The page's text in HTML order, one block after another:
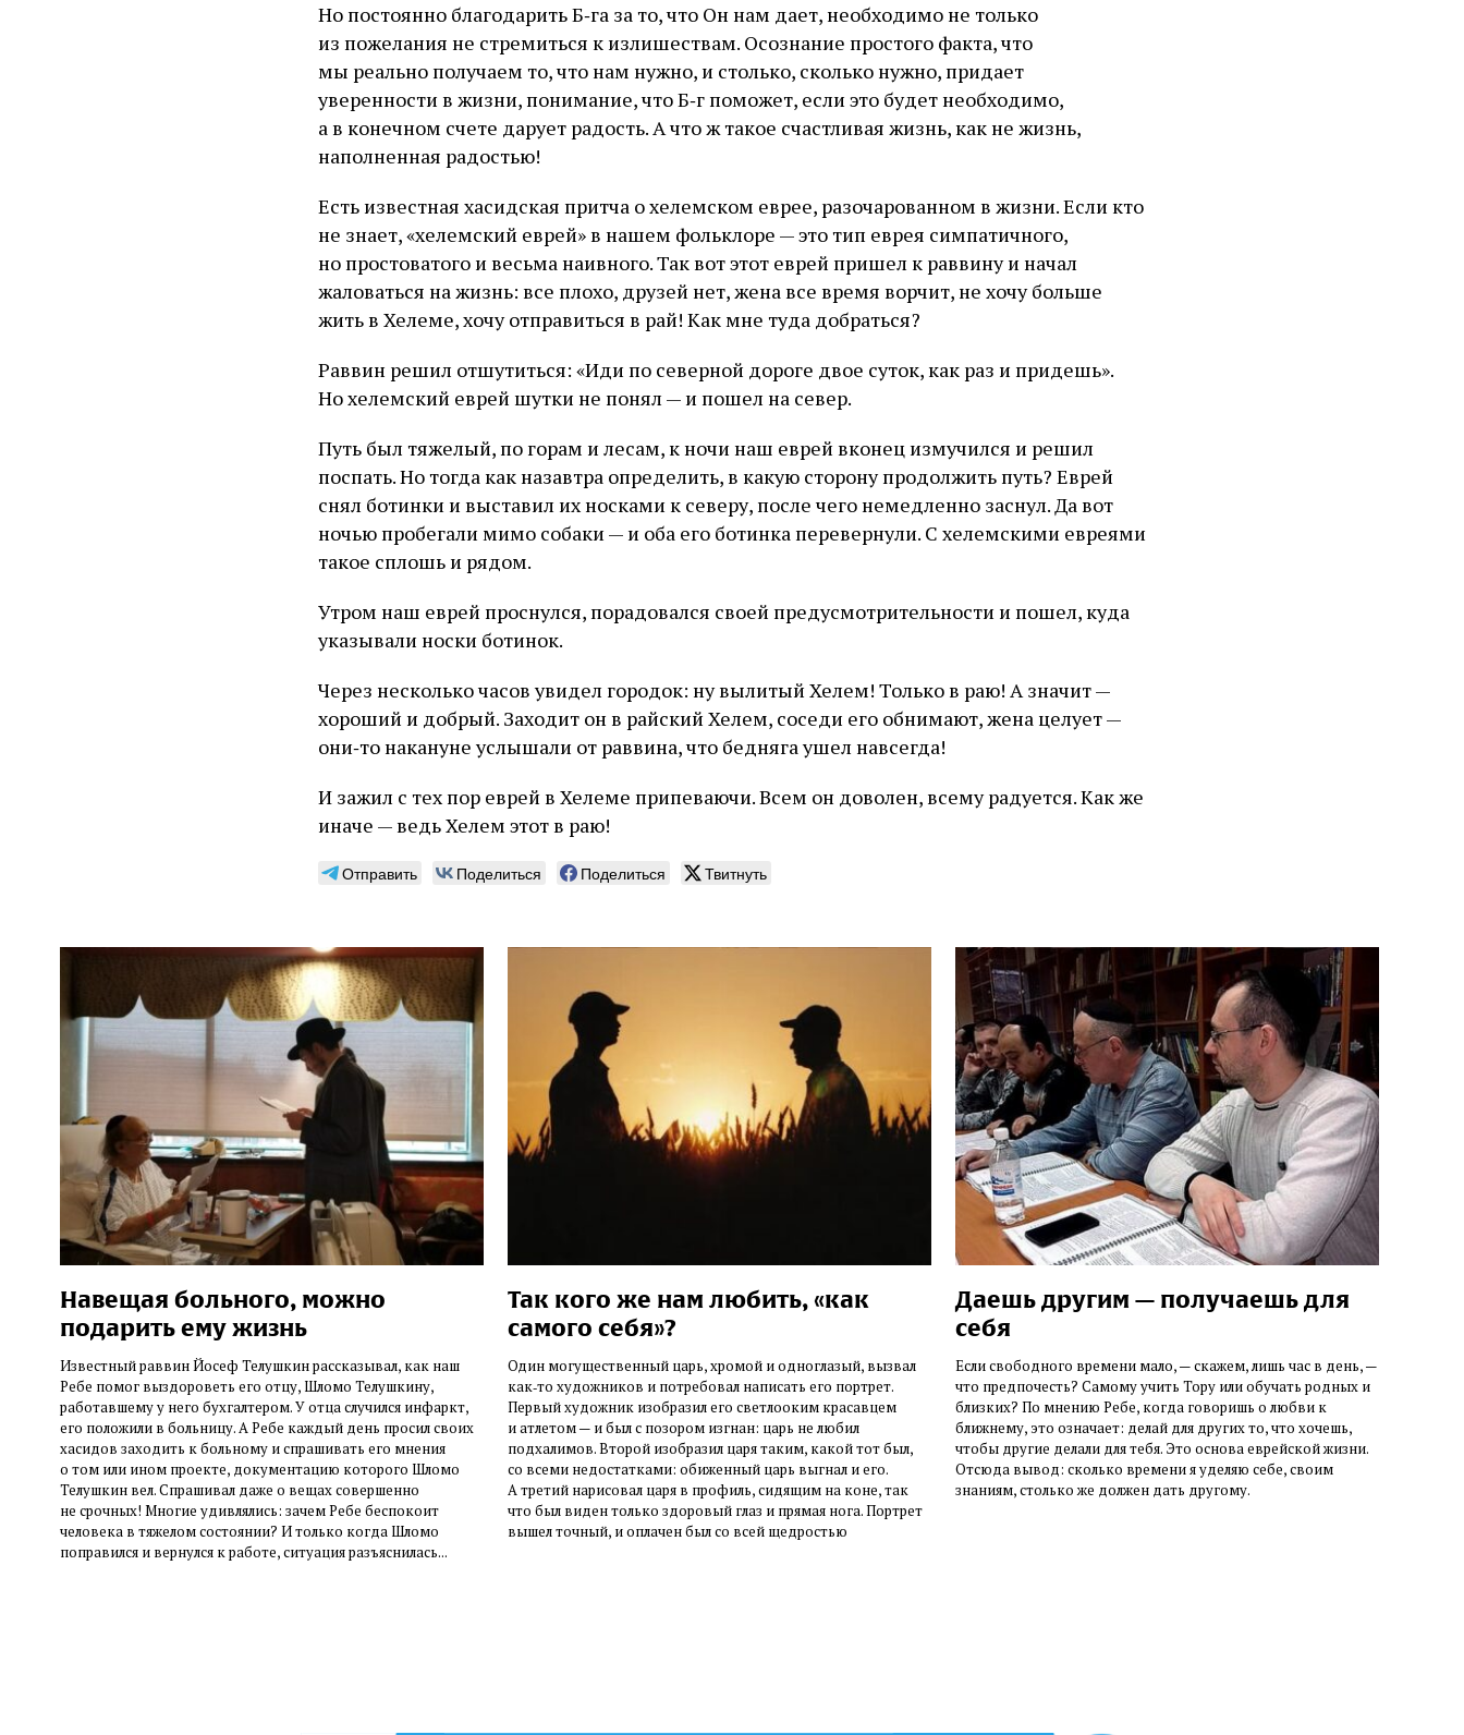
Но постоянно благодарить Б‑га за то, что Он нам дает, необходимо не только
из пожелания не стремиться к излишествам. Осознание простого факта, что
мы реально получаем то, что нам нужно, и столько, сколько нужно, придает
уверенности в жизни, понимание, что Б‑г поможет, если это будет необходимо,
а в конечном счете дарует радость. А что ж такое счастливая жизнь, как не жизнь,
наполненная радостью!
Есть известная хасидская притча о хелемском еврее, разочарованном в жизни. Если кто
не знает, «хелемский еврей» в нашем фольклоре — это тип еврея симпатичного,
но простоватого и весьма наивного. Так вот этот еврей пришел к раввину и начал
жаловаться на жизнь: все плохо, друзей нет, жена все время ворчит, не хочу больше
жить в Хелеме, хочу отправиться в рай! Как мне туда добраться?
Раввин решил отшутиться: «Иди по северной дороге двое суток, как раз и придешь».
Но хелемский еврей шутки не понял — и пошел на север.
Путь был тяжелый, по горам и лесам, к ночи наш еврей вконец измучился и решил
поспать. Но тогда как назавтра определить, в какую сторону продолжить путь? Еврей
снял ботинки и выставил их носками к северу, после чего немедленно заснул. Да вот
ночью пробегали мимо собаки — и оба его ботинка перевернули. С хелемскими евреями
такое сплошь и рядом.
Утром наш еврей проснулся, порадовался своей предусмотрительности и пошел, куда
указывали носки ботинок.
Через несколько часов увидел городок: ну вылитый Хелем! Только в раю! А значит —
хороший и добрый. Заходит он в райский Хелем, соседи его обнимают, жена целует —
они‑то накануне услышали от раввина, что бедняга ушел навсегда!
И зажил с тех пор еврей в Хелеме припеваючи. Всем он доволен, всему радуется. Как же
иначе — ведь Хелем этот в раю!
Отправить Поделиться Поделиться Твитнуть
Навещая больного, можно
подарить ему жизнь
Известный раввин Йосеф Телушкин рассказывал, как наш
Ребе помог выздороветь его отцу, Шломо Телушкину,
работавшему у него бухгалтером. У отца случился инфаркт,
его положили в больницу. А Ребе каждый день просил своих
хасидов заходить к больному и спрашивать его мнения
о том или ином проекте, документацию которого Шломо
Телушкин вел. Спрашивал даже о вещах совершенно
не срочных! Многие удивлялись: зачем Ребе беспокоит
человека в тяжелом состоянии? И только когда Шломо
поправился и вернулся к работе, ситуация разъяснилась...
Так кого же нам любить, «как
самого себя»?
Один могущественный царь, хромой и одноглазый, вызвал
как‑то художников и потребовал написать его портрет.
Первый художник изобразил его светлооким красавцем
и атлетом — и был с позором изгнан: царь не любил
подхалимов. Второй изобразил царя таким, какой тот был,
со всеми недостатками: обиженный царь выгнал и его.
А третий нарисовал царя в профиль, сидящим на коне, так
что был виден только здоровый глаз и прямая нога. Портрет
вышел точный, и оплачен был со всей щедростью
Даешь другим — получаешь для
себя
Если свободного времени мало, — скажем, лишь час в день, —
что предпочесть? Самому учить Тору или обучать родных и
близких? По мнению Ребе, когда говоришь о любви к
ближнему, это означает: делай для других то, что хочешь,
чтобы другие делали для тебя. Это основа еврейской жизни.
Отсюда вывод: сколько времени я уделяю себе, своим
знаниям, столько же должен дать другому.